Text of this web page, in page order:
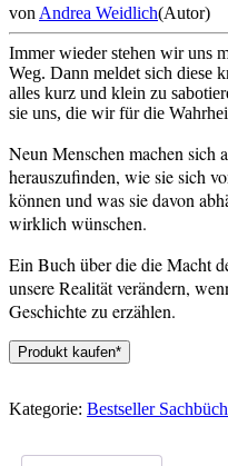
von Andrea Weidlich(Autor)
Immer wieder stehen wir uns
Weg. Dann meldet sich diese
alles kurz und klein zu
sie uns, die wir für die
Neun Menschen machen sich
herauszufinden, wie sie sich
können und was sie davon
wirklich wünschen.
Ein Buch über die die Macht
unsere Realität verändern,
Geschichte zu erzählen.
Produkt kaufen*
Kategorie: Bestseller